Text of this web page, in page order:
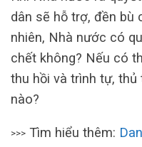
dân sẽ hỗ trợ, đền bù
nhiên, Nhà nước có
chết không? Nếu có
thu hồi và trình tự,
nào?
>>> Tìm hiểu thêm: